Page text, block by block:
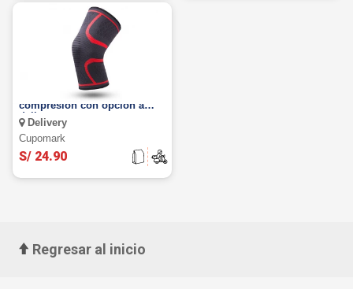
Rodillera deportiva de
compresión con opción a
delivery
Delivery
Cupomark
S/ 24.90
Regresar al inicio